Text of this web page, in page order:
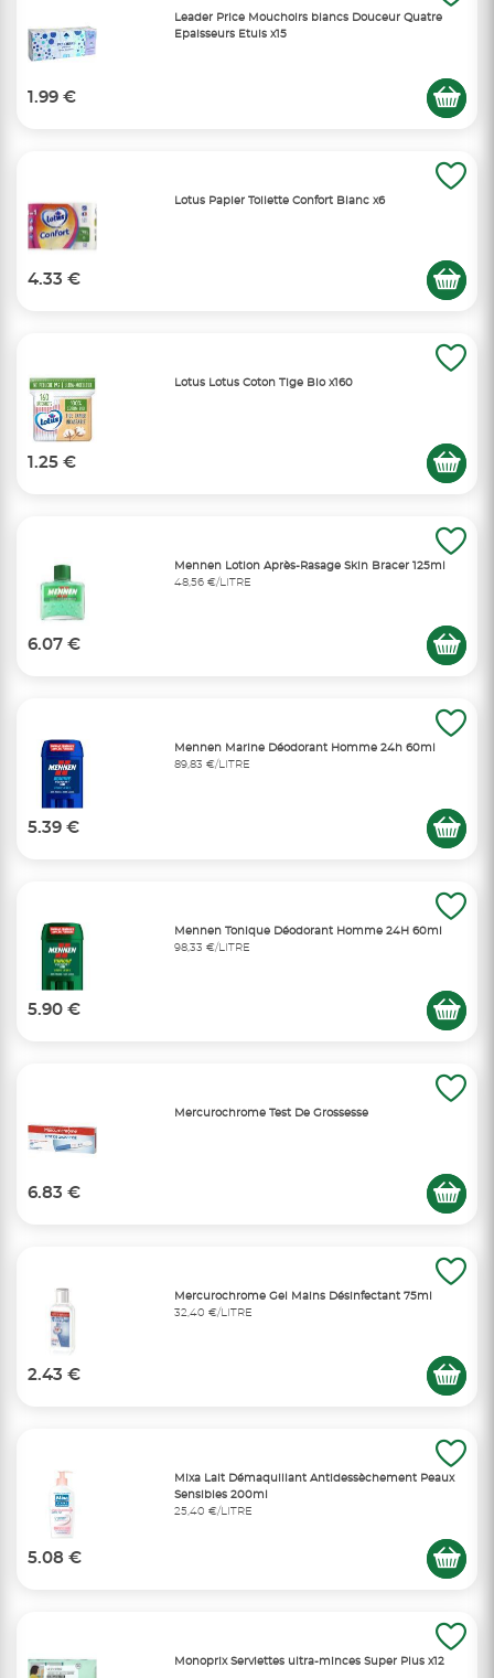
Leader Price Mouchoirs blancs Douceur Quatre
Epaisseurs Etuis x15
1.99 €
Lotus Papier Toilette Confort Blanc x6
4.33 €
Lotus Lotus Coton Tige Bio x160
1.25 €
Mennen Lotion Après-Rasage Skin Bracer 125ml
48,56 €/LITRE
6.07 €
Mennen Marine Déodorant Homme 24h 60ml
89,83 €/LITRE
5.39 €
Mennen Tonique Déodorant Homme 24H 60ml
98,33 €/LITRE
5.90 €
Mercurochrome Test De Grossesse
6.83 €
Mercurochrome Gel Mains Désinfectant 75ml
32,40 €/LITRE
2.43 €
Mixa Lait Démaquillant Antidessèchement Peaux
Sensibles 200ml
25,40 €/LITRE
5.08 €
Monoprix Serviettes ultra-minces Super Plus x12